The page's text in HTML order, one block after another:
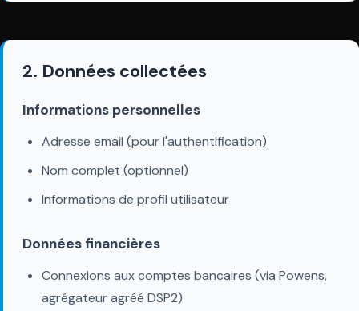
2. Données collectées
Informations personnelles
Adresse email (pour l'authentification)
Nom complet (optionnel)
Informations de profil utilisateur
Données financières
Connexions aux comptes bancaires (via Powens,
agrégateur agréé DSP2)